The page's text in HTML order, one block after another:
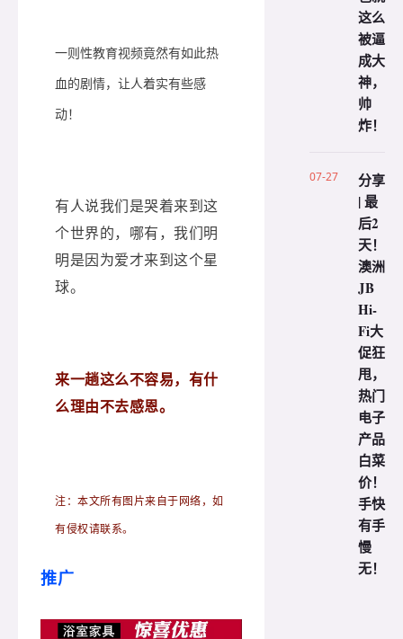
一则性教育视频竟然有如此热
血的剧情，让人着实有些感
动！
有人说我们是哭着来到这
个世界的，哪有，我们明
明是因为爱才来到这个星
球。
来一趟这么不容易，有什
么理由不去感恩。
注：本文所有图片来自于网络，如
有侵权请联系。
推广
这么
被逼
成大
神，
帅
炸！
07-27
分享
| 最
后2
天！
澳洲
JB
Hi-
Fi大
促狂
甩，
热门
电子
产品
白菜
价！
手快
有手
慢
无！